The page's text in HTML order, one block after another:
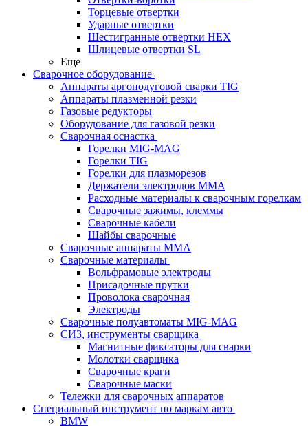
Торцевые отвертки
Ударные отвертки
Шестигранные отвертки HEX
Шлицевые отвертки SL
Еще
Сварочное оборудование
Аппараты аргонодуговой сварки TIG
Аппараты плазменной резки
Газовые редукторы
Оборудование для газовой резки
Сварочная оснастка
Горелки MIG-MAG
Горелки TIG
Горелки для плазморезов
Держатели электродов ММА
Расходные материалы к сварочным горелкам
Сварочные зажимы, клеммы
Сварочные кабели
Шайбы сварочные
Сварочные аппараты MMA
Сварочные материалы
Вольфрамовые электроды
Присадочные прутки
Проволока сварочная
Электроды
Сварочные полуавтоматы MIG-MAG
СИЗ, инструменты сварщика
Магнитные фиксаторы для сварки
Молотки сварщика
Сварочные краги
Сварочные маски
Тележки для сварочных аппаратов
Специальный инструмент по маркам авто
BMW